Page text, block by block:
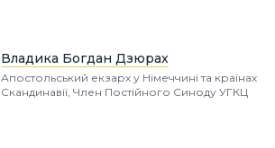
Владика Богдан Дзюрах
Апостольський екзарх у Німеччині та країнах
Скандинавії, Член Постійного Синоду УГКЦ